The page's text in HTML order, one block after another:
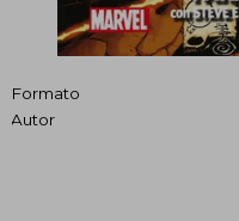
Formato
Autor